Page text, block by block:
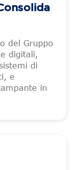
del Gruppo
digitali,
di
e
in